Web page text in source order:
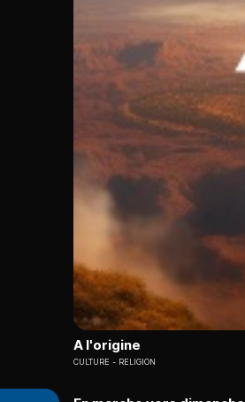
A l'origine
CULTURE RELIGION